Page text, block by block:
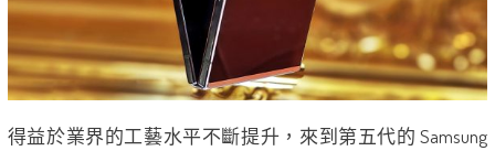
得益於業界的工藝水平不斷提升，來到第五代的 Samsung